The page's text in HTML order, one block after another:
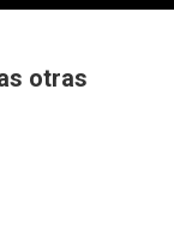
otras